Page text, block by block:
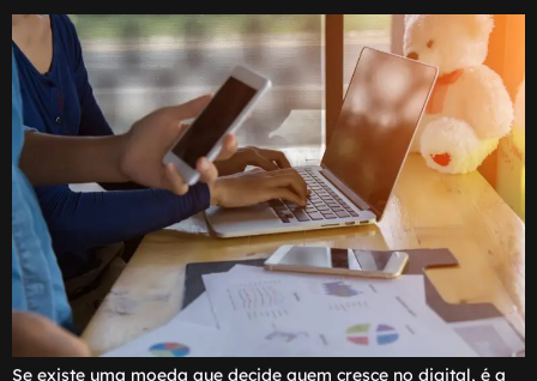
Se existe uma moeda que decide quem cresce no digital, é a